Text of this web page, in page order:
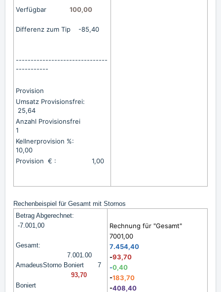
Verfügbar 100,00
Differenz zum Tip -85,40
-------------------------------
-----------
Provision
Umsatz Provisionsfrei:
25,64
Anzahl Provisionsfrei
1
Kellnerprovision %:
10,00
Provision € : 1,00
Rechenbeispiel für Gesamt mit Stornos
Betrag Abgerechnet:
-7.001,00
Gesamt:
7.001.00
AmadeusStorno Boniert
7
93,70
Boniert
Rechnung für "Gesamt"
7001,00
7.454,40
-93,70
-0,40
-183,70
-408,40